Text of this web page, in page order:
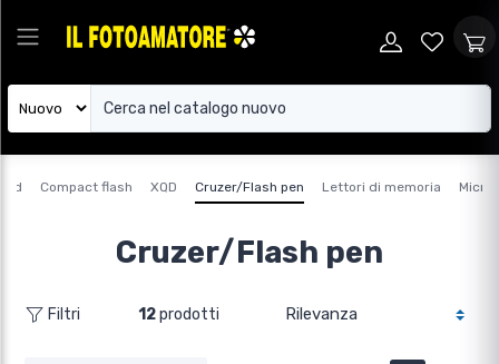
Compact flash XQD Cruzer/Flash pen Lettori di memoria Micro
Cruzer/Flash pen
Filtri 12prodotti